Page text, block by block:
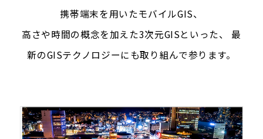
携帯端末を用いたモバイルGIS、
高さや時間の概念を加えた3次元GISといった、 最
新のGISテクノロジーにも取り組んで参ります。